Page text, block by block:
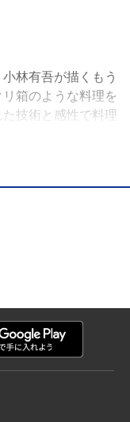
林有吾が描くもう
箱のような料理を
技術と感性で料理
が蒼司に残したレ
能が並び立つー